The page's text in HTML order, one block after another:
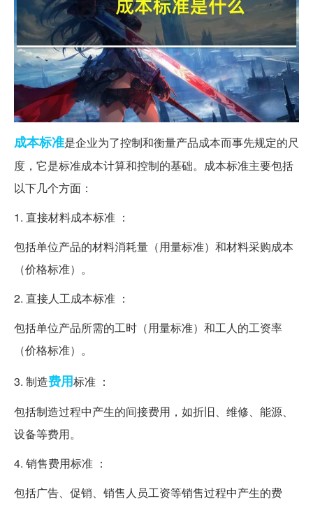
成本标准是企业为了控制和衡量产品成本而事先规定的尺
度，它是标准成本计算和控制的基础。成本标准主要包括
以下几个方面：
1. 直接材料成本标准 ：
包括单位产品的材料消耗量（用量标准）和材料采购成本
（价格标准）。
2. 直接人工成本标准 ：
包括单位产品所需的工时（用量标准）和工人的工资率
（价格标准）。
3. 制造费用标准 ：
包括制造过程中产生的间接费用，如折旧、维修、能源、
设备等费用。
4. 销售费用标准 ：
包括广告、促销、销售人员工资等销售过程中产生的费